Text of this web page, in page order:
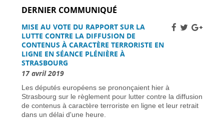
Grève des pilotes Lufthansa : perturbations de
Une nouvelle ère d’ici 2030 -31 mars 2026
Élections municipales à Nice 2026 : enjeux et
candidats - 31 mars 2026
Dernière chance pour les skieurs cette saison -
31 mars 2026
Vol Ryanair : des passagers bloqués en France
à cause des retards de l’EES -31 mars 2026
Air France-KLM augmente les tarifs long-
courrier face à la crise pétrolière du Moyen-
Orient -30 mars 2026
DERNIER COMMUNIQUÉ
MISE AU VOTE DU RAPPORT SUR LA
LUTTE CONTRE LA DIFFUSION DE
CONTENUS À CARACTÈRE TERRORISTE EN
LIGNE EN SÉANCE PLÉNIÈRE À
STRASBOURG
17 avril 2019
Les députés européens se prononçaient hier à
Strasbourg sur le règlement pour lutter contre la diffusion
de contenus à caractère terroriste en ligne et leur retrait
dans un délai d'une heure.